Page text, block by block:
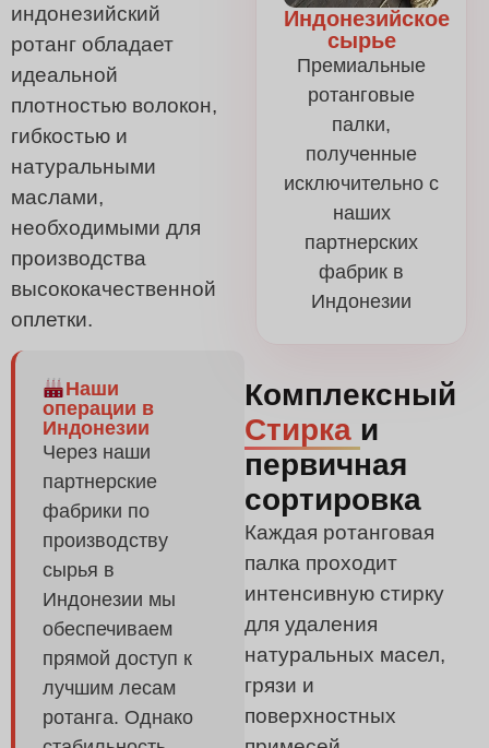
индонезийский
ротанг обладает
идеальной
плотностью волокон,
гибкостью и
натуральными
маслами,
необходимыми для
производства
высококачественной
оплетки.
Наши
операции в
Индонезии
Через наши
партнерские
фабрики по
производству
сырья в
Индонезии мы
обеспечиваем
прямой доступ к
лучшим лесам
ротанга. Однако
Индонезийское
сырье
Премиальные
ротанговые
палки,
полученные
исключительно с
наших
партнерских
фабрик в
Индонезии
Комплексный
Стирка и
первичная
сортировка
Каждая ротанговая
палка проходит
интенсивную стирку
для удаления
натуральных масел,
грязи и
поверхностных